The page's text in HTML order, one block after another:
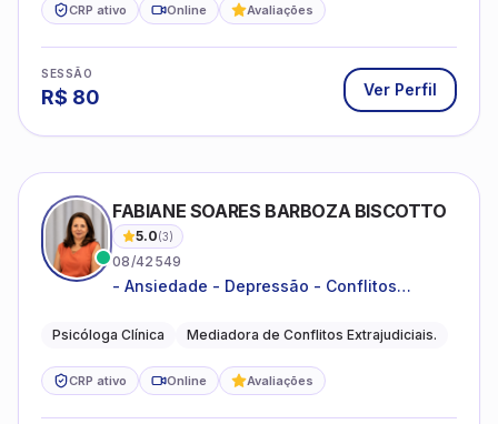
CRP ativo Online Avaliações
SESSÃO
R$ 80 Ver Perfil
FABIANE SOARES BARBOZA BISCOTTO
5.0(3)
08/42549
- Ansiedade - Depressão - Conflitos
relacionamentos - Autoestima -
Psicóloga Clínica Mediadora de Conflitos Extrajudiciais.
CRP ativo Online Avaliações